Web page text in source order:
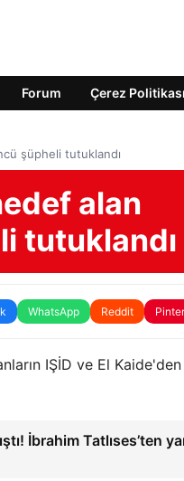
Forum Çerez Politikası
şüpheli tutuklandı
alan
tutuklandı
WhatsApp Reddit
IŞİD ve El
İbrahim Tatlıses’ten